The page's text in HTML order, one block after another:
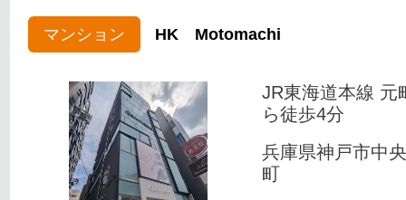
マンション HK Motomachi
JR東海道本線 元
ら徒歩4分
兵庫県神戸市中
町